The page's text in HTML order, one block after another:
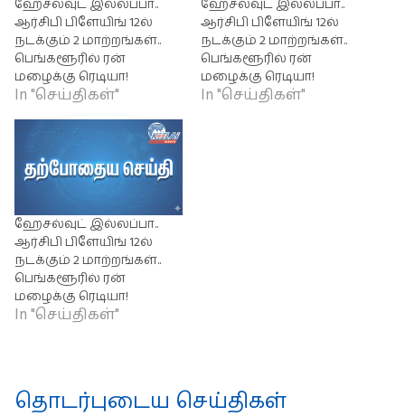
ஹேசல்வுட் இல்லப்பா..
ஆர்சிபி பிளேயிங் 12ல்
நடக்கும் 2 மாற்றங்கள்..
பெங்களூரில் ரன்
மழைக்கு ரெடியா!
In "செய்திகள்"
ஹேசல்வுட் இல்லப்பா..
ஆர்சிபி பிளேயிங் 12ல்
நடக்கும் 2 மாற்றங்கள்..
பெங்களூரில் ரன்
மழைக்கு ரெடியா!
In "செய்திகள்"
ஹேசல்வுட் இல்லப்பா..
ஆர்சிபி பிளேயிங் 12ல்
நடக்கும் 2 மாற்றங்கள்..
பெங்களூரில் ரன்
மழைக்கு ரெடியா!
In "செய்திகள்"
தொடர்புடைய செய்திகள்